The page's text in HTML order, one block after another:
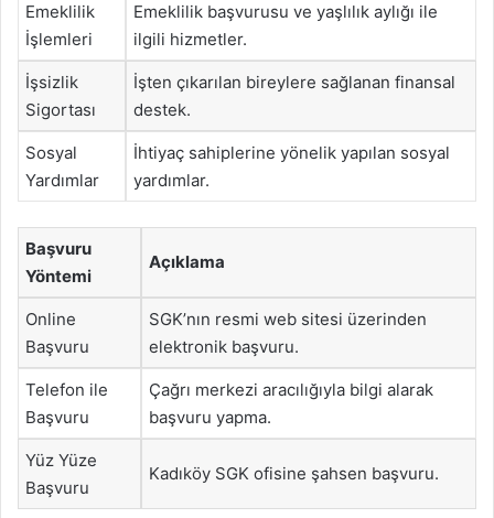
Emeklilik
İşlemleri
Emeklilik başvurusu ve yaşlılık aylığı ile
ilgili hizmetler.
İşsizlik
Sigortası
İşten çıkarılan bireylere sağlanan finansal
destek.
Sosyal
Yardımlar
İhtiyaç sahiplerine yönelik yapılan sosyal
yardımlar.
Başvuru
Yöntemi
Açıklama
Online
Başvuru
SGK’nın resmi web sitesi üzerinden
elektronik başvuru.
Telefon ile
Başvuru
Çağrı merkezi aracılığıyla bilgi alarak
başvuru yapma.
Yüz Yüze
Başvuru
Kadıköy SGK ofisine şahsen başvuru.